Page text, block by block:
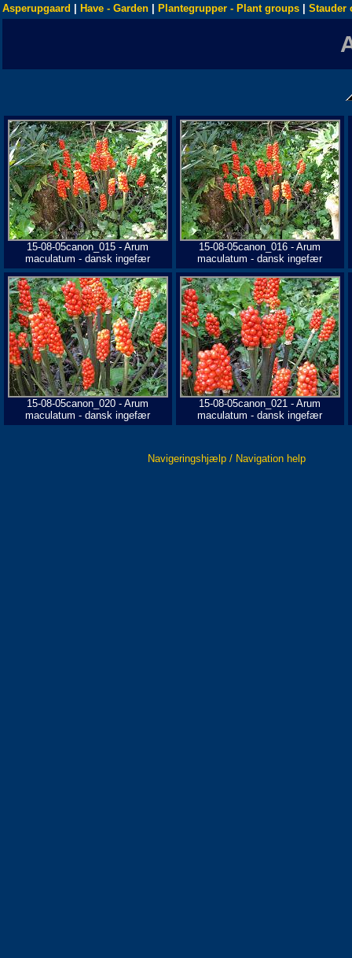
Asperupgaard Have - Garden Plantegrupper - Plant groups Stauder
15-08-05canon_015 - Arum
maculatum - dansk ingefær
15-08-05canon_016 - Arum
maculatum - dansk ingefær
15-08-05canon_020 - Arum
maculatum - dansk ingefær
15-08-05canon_021 - Arum
maculatum - dansk ingefær
Navigeringshjælp / Navigation help